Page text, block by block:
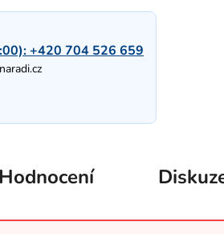
+420 704 526 659
Hodnocení